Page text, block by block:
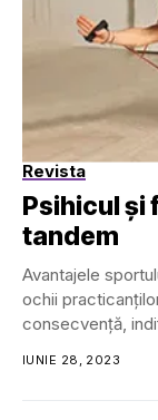
Revista
Psihicul și
tandem
Avantajele
ochii
consecvență,
IUNIE 28, 2023